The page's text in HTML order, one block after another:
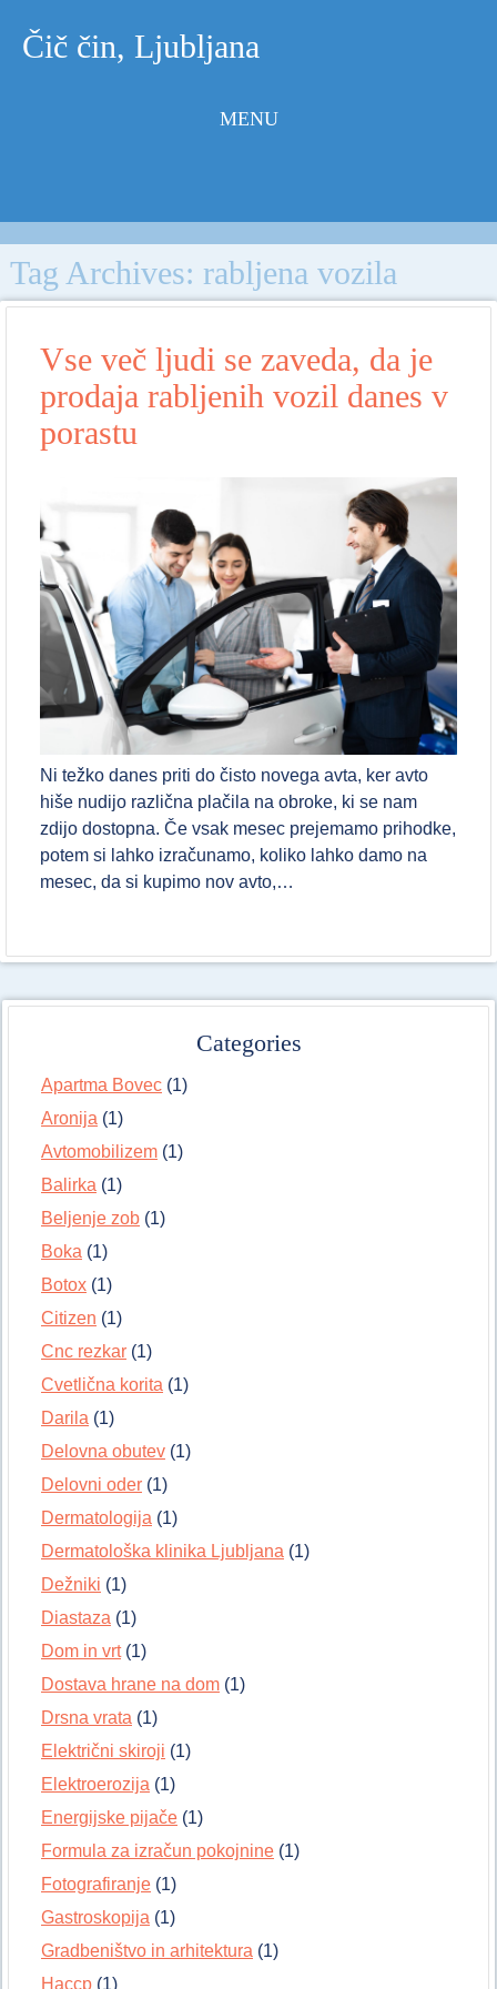
Čič čin, Ljubljana
MENU
Tag Archives: rabljena vozila
Vse več ljudi se zaveda, da je
prodaja rabljenih vozil danes v
porastu
Ni težko danes priti do čisto novega avta, ker avto
hiše nudijo različna plačila na obroke, ki se nam
zdijo dostopna. Če vsak mesec prejemamo prihodke,
potem si lahko izračunamo, koliko lahko damo na
mesec, da si kupimo nov avto,…
Categories
Apartma Bovec (1)
Aronija (1)
Avtomobilizem (1)
Balirka (1)
Beljenje zob (1)
Boka (1)
Botox (1)
Citizen (1)
Cnc rezkar (1)
Cvetlična korita (1)
Darila (1)
Delovna obutev (1)
Delovni oder (1)
Dermatologija (1)
Dermatološka klinika Ljubljana (1)
Dežniki (1)
Diastaza (1)
Dom in vrt(1)
Dostava hrane na dom (1)
Drsna vrata (1)
Električni skiroji (1)
Elektroerozija (1)
Energijske pijače (1)
Formula za izračun pokojnine (1)
Fotografiranje (1)
Gastroskopija (1)
Gradbeništvo in arhitektura (1)
Haccp (1)